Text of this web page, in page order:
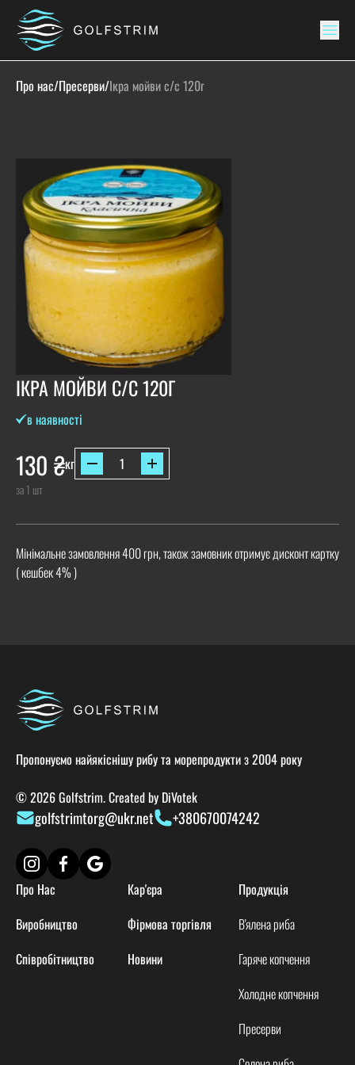
Про нас/Пресерви/Ікра мойви с/с 120г
ІКРА МОЙВИ С/С 120Г
в наявності
130 ₴кг
за 1 шт
Мінімальне замовлення 400 грн, також замовник отримує дисконт картку
( кешбек 4% )
Пропонуємо найякіснішу рибу та морепродукти з 2004 року
© 2026 Golfstrim. Created by DiVotek
Про Нас
Виробництво
Співробітництво
Кар'єра
Фірмова торгівля
Новини
Продукція
В'ялена риба
Гаряче копчення
Холодне копчення
Пресерви
golfstrimtorg@ukr.net +380670074242